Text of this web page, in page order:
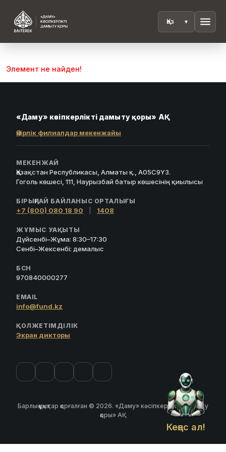
menu
Кеңес ал!
Элемент не найден!
«Даму» кәсіпкерлікті дамыту қоры» АҚ
Өңірлік филиалдар мекенжайы
МЕКЕНЖАЙ
Қазақстан Республикасы, Алматы қ., A05C9Y3.
Гоголь көшесі, 111, Наурызбай батыр көшесінің қиылысы
БІРЫҢҒАЙ БАЙЛАНЫС ОРТАЛЫҒЫ
+7 (800) 080 18 90 1408
ЖҰМЫС УАҚЫТЫ
Дүйсенбі–Жұма: 8:30–17:30
Сенбі–Жексенбі: демалыс
БСН
970840000277
EMAIL
info@fund.kz
ҚОЛЖЕТІМДІЛІК
Экран дикторы
Барлық құқықтар қорғалған © 2026. «Даму» кәсіпкерлікті дамыту
қоры» АҚ